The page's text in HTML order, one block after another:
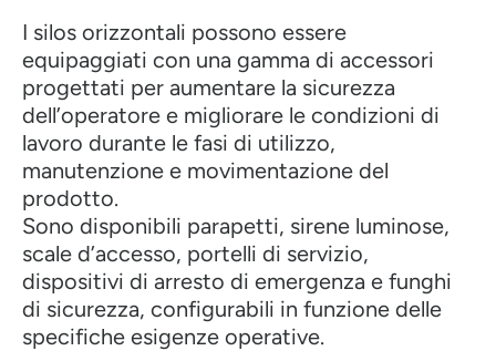
I silos orizzontali possono essere
equipaggiati con una gamma di accessori
progettati per aumentare la sicurezza
dell’operatore e migliorare le condizioni di
lavoro durante le fasi di utilizzo,
manutenzione e movimentazione del
prodotto.
Sono disponibili parapetti, sirene luminose,
scale d’accesso, portelli di servizio,
dispositivi di arresto di emergenza e funghi
di sicurezza, configurabili in funzione delle
specifiche esigenze operative.